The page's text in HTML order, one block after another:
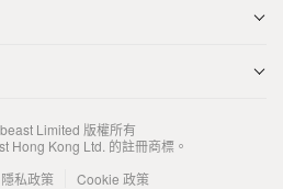
Limited 版權所有
Hong Kong Ltd. 的註冊商標。
隱私政策 Cookie 政策